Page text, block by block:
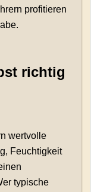
profitieren
richtig
wertvolle
Feuchtigkeit
typische